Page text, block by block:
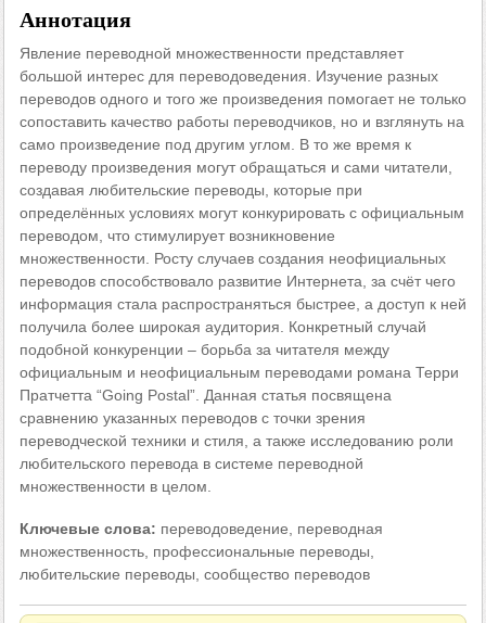
Аннотация
Явление переводной множественности представляет
большой интерес для переводоведения. Изучение разных
переводов одного и того же произведения помогает не только
сопоставить качество работы переводчиков, но и взглянуть на
само произведение под другим углом. В то же время к
переводу произведения могут обращаться и сами читатели,
создавая любительские переводы, которые при
определённых условиях могут конкурировать с официальным
переводом, что стимулирует возникновение
множественности. Росту случаев создания неофициальных
переводов способствовало развитие Интернета, за счёт чего
информация стала распространяться быстрее, а доступ к ней
получила более широкая аудитория. Конкретный случай
подобной конкуренции – борьба за читателя между
официальным и неофициальным переводами романа Терри
Пратчетта “Going Postal”. Данная статья посвящена
сравнению указанных переводов с точки зрения
переводческой техники и стиля, а также исследованию роли
любительского перевода в системе переводной
множественности в целом.
Ключевые слова: переводоведение, переводная
множественность, профессиональные переводы,
любительские переводы, сообщество переводов